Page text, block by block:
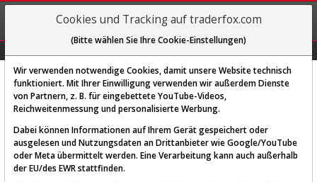
REGIS-
TRIEREN
Diese Funktion ist nur für
Cookies und Tracking auf traderfox.com
(Bitte wählen Sie Ihre Cookie-Einstellungen)
Wir verwenden notwendige Cookies, damit unsere Website technisch
funktioniert. Mit Ihrer Einwilligung verwenden wir außerdem Dienste
von Partnern, z. B. für eingebettete YouTube-Videos,
Reichweitenmessung und personalisierte Werbung.
Dabei können Informationen auf Ihrem Gerät gespeichert oder
ausgelesen und Nutzungsdaten an Drittanbieter wie Google/YouTube
oder Meta übermittelt werden. Eine Verarbeitung kann auch außerhalb
der EU/des EWR stattfinden.